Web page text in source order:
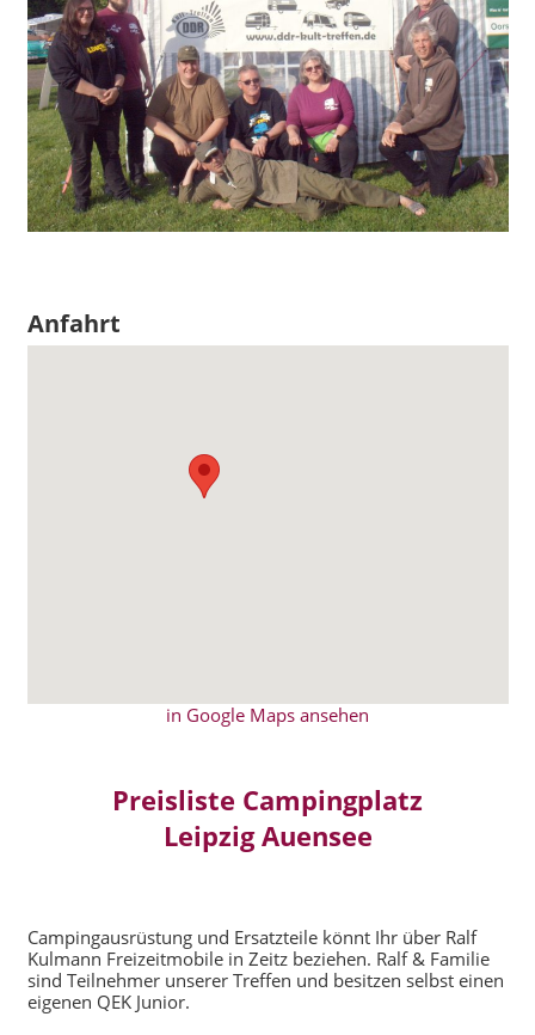
Anfahrt
in Google Maps ansehen
Preisliste Campingplatz
Leipzig Auensee
Campingausrüstung und Ersatzteile könnt Ihr über Ralf
Kulmann Freizeitmobile in Zeitz beziehen. Ralf & Familie
sind Teilnehmer unserer Treffen und besitzen selbst einen
eigenen QEK Junior.